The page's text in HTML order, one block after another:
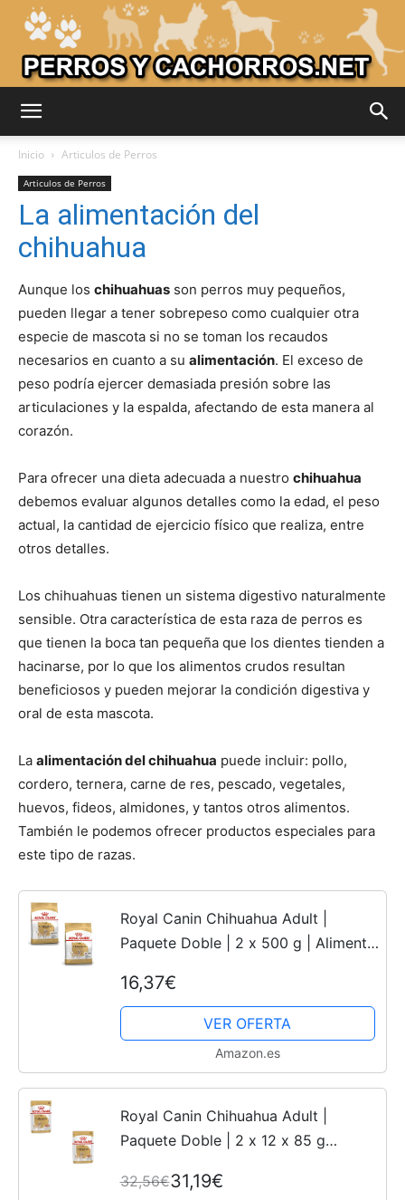
Perros
–
Razas
Perros
–
Fotos
de
Inicio Articulos de Perros
Articulos de Perros
La alimentación del
chihuahua
Aunque los chihuahuas son perros muy pequeños,
pueden llegar a tener sobrepeso como cualquier otra
especie de mascota si no se toman los recaudos
necesarios en cuanto a su alimentación. El exceso de
peso podría ejercer demasiada presión sobre las
articulaciones y la espalda, afectando de esta manera al
corazón.
Para ofrecer una dieta adecuada a nuestro chihuahua
debemos evaluar algunos detalles como la edad, el peso
actual, la cantidad de ejercicio físico que realiza, entre
otros detalles.
Los chihuahuas tienen un sistema digestivo naturalmente
sensible. Otra característica de esta raza de perros es
que tienen la boca tan pequeña que los dientes tienden a
hacinarse, por lo que los alimentos crudos resultan
beneficiosos y pueden mejorar la condición digestiva y
oral de esta mascota.
La alimentación del chihuahua puede incluir: pollo,
cordero, ternera, carne de res, pescado, vegetales,
huevos, fideos, almidones, y tantos otros alimentos.
También le podemos ofrecer productos especiales para
este tipo de razas.
Royal Canin Chihuahua Adult |
Paquete Doble | 2 x 500 g | Alimento
favorecer la Calidad de Las heces y
la Salud Dental |...
16,37€
VER OFERTA
Amazon.es
Royal Canin Chihuahua Adult |
Paquete Doble | 2 x 12 x 85 g
Adultos | para favorecer la Calidad
32,56€31,19€